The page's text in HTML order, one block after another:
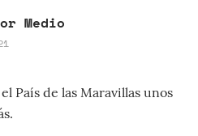
Medio
País de las Maravillas unos